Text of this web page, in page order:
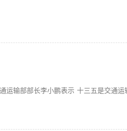
运输部部长李小鹏表示 十三五是交通